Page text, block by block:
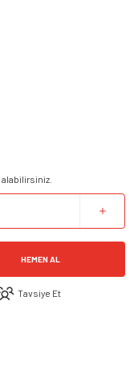
alabilirsiniz.
HEMEN AL
Tavsiye Et